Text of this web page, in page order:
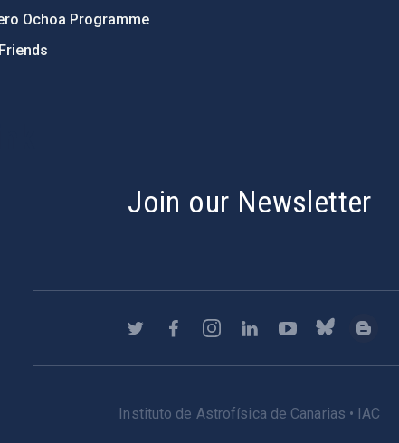
Ochoa Programme
Join our Newsletter
Instituto de Astrofísica de Canarias • IAC